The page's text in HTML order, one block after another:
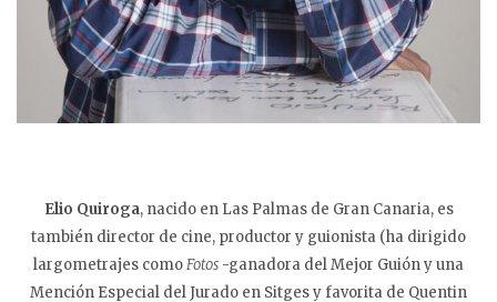
Elio Quiroga, nacido en Las Palmas de Gran Canaria, es
también director de cine, productor y guionista (ha dirigido
largometrajes comoFotos -ganadora del Mejor Guión y una
Mención Especial del Jurado en Sitges y favorita de Quentin